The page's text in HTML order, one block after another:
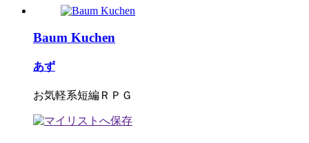
Baum Kuchen
あず
お気軽系短編ＲＰＧ